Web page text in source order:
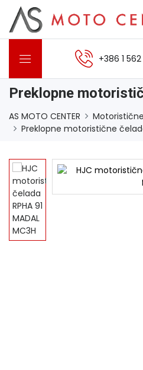
+386 1
Preklopne
AS MOTO CENTER
Preklopne motoristične